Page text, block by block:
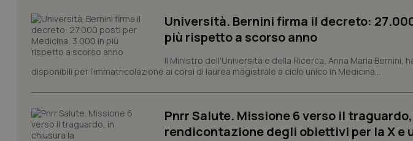
Università. Bernini firma il decreto:
più rispetto a scorso anno
Il Ministro dell'Università e della Ricerca, Anna Maria
disponibili per l'immatricolazione ai corsi di laurea magistrale a ciclo unico in Medicina...
Pnrr Salute. Missione 6 verso il
rendicontazione degli obiettivi per la X e
I cookie necessari contribuiscono a rendere fruibile il sito web
e l'accesso alle aree protette del sito. Il sito web non è in grado
.youtube.com